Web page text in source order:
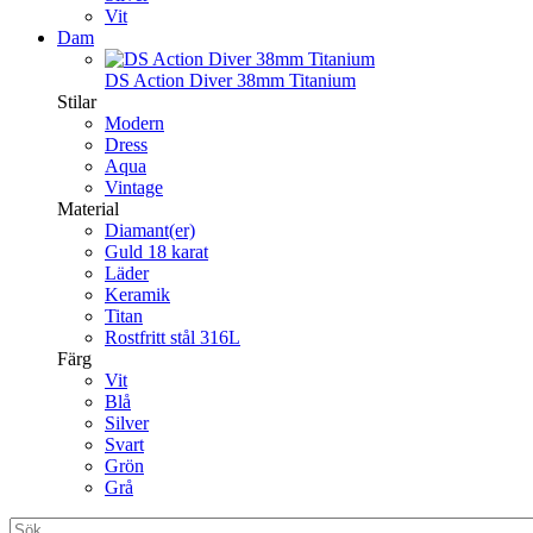
Vit
Dam
DS Action Diver 38mm Titanium
Stilar
Modern
Dress
Aqua
Vintage
Material
Diamant(er)
Guld 18 karat
Läder
Keramik
Titan
Rostfritt stål 316L
Färg
Vit
Blå
Silver
Svart
Grön
Grå